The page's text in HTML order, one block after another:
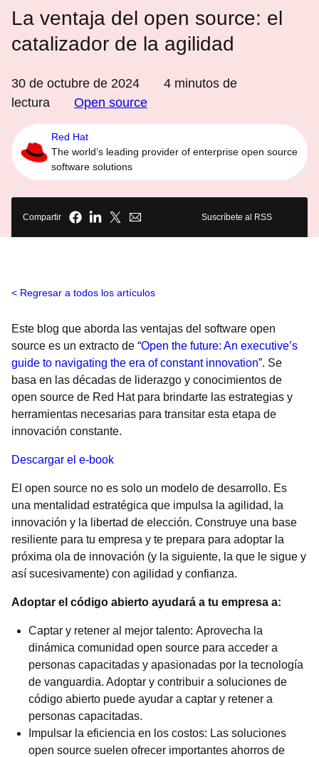
La ventaja del open source: el
catalizador de la agilidad
30 de octubre de 2024 4 minutos de
lectura
Open source
Red Hat
The world’s leading provider of enterprise open source
software solutions
Compartir Suscríbete al RSS
Regresar a todos los artículos
Este blog que aborda las ventajas del software open
source es un extracto de “Open the future: An executive’s
guide to navigating the era of constant innovation”. Se
basa en las décadas de liderazgo y conocimientos de
open source de Red Hat para brindarte las estrategias y
herramientas necesarias para transitar esta etapa de
innovación constante.
Descargar el e-book
El open source no es solo un modelo de desarrollo. Es
una mentalidad estratégica que impulsa la agilidad, la
innovación y la libertad de elección. Construye una base
resiliente para tu empresa y te prepara para adoptar la
próxima ola de innovación (y la siguiente, la que le sigue y
así sucesivamente) con agilidad y confianza.
Adoptar el código abierto ayudará a tu empresa a:
Captar y retener al mejor talento: Aprovecha la
dinámica comunidad open source para acceder a
personas capacitadas y apasionadas por la tecnología
de vanguardia. Adoptar y contribuir a soluciones de
código abierto puede ayudar a captar y retener a
personas capacitadas.
Impulsar la eficiencia en los costos: Las soluciones
open source suelen ofrecer importantes ahorros de